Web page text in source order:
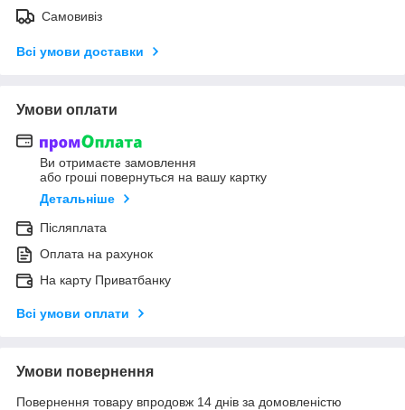
Самовивіз
Всі умови доставки
Умови оплати
Ви отримаєте замовлення
або гроші повернуться на вашу картку
Детальніше
Післяплата
Оплата на рахунок
На карту Приватбанку
Всі умови оплати
Умови повернення
Повернення товару впродовж 14 днів за домовленістю